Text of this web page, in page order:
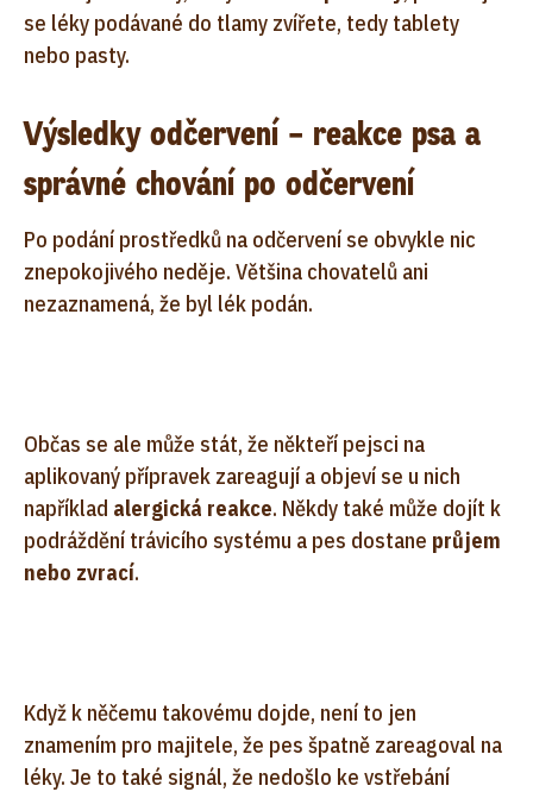
se léky podávané do tlamy zvířete, tedy tablety
nebo pasty.
Výsledky odčervení – reakce psa a
správné chování po odčervení
Po podání prostředků na odčervení se obvykle nic
znepokojivého neděje. Většina chovatelů ani
nezaznamená, že byl lék podán.
Občas se ale může stát, že někteří pejsci na
aplikovaný přípravek zareagují a objeví se u nich
například alergická reakce. Někdy také může dojít k
podráždění trávicího systému a pes dostane průjem
nebo zvrací.
Když k něčemu takovému dojde, není to jen
znamením pro majitele, že pes špatně zareagoval na
léky. Je to také signál, že nedošlo ke vstřebání